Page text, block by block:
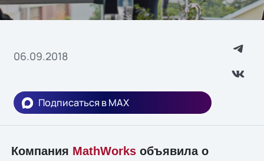
06.09.2018
Подписаться в MAX
Компания MathWorksобъявила о